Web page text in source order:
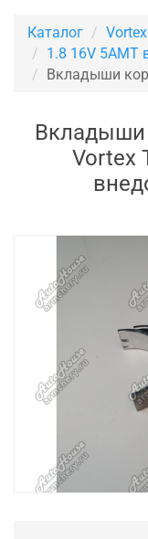
Каталог Vortex
1.8 16V 5AMT
Вкладыши
Вкладыши
Vortex